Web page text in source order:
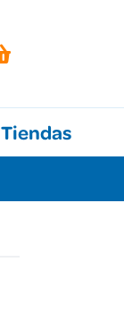
Tiendas